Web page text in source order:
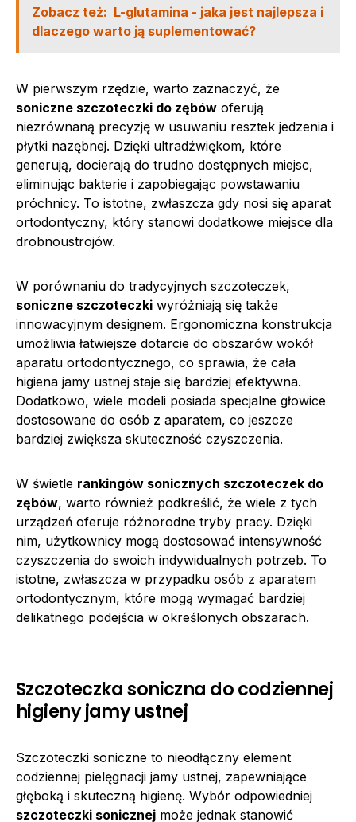
Zobacz też: L-glutamina - jaka jest najlepsza i
dlaczego warto ją suplementować?
W pierwszym rzędzie, warto zaznaczyć, że
soniczne szczoteczki do zębów oferują
niezrównaną precyzję w usuwaniu resztek jedzenia i
płytki nazębnej. Dzięki ultradźwiękom, które
generują, docierają do trudno dostępnych miejsc,
eliminując bakterie i zapobiegając powstawaniu
próchnicy. To istotne, zwłaszcza gdy nosi się aparat
ortodontyczny, który stanowi dodatkowe miejsce dla
drobnoustrojów.
W porównaniu do tradycyjnych szczoteczek,
soniczne szczoteczki wyróżniają się także
innowacyjnym designem. Ergonomiczna konstrukcja
umożliwia łatwiejsze dotarcie do obszarów wokół
aparatu ortodontycznego, co sprawia, że cała
higiena jamy ustnej staje się bardziej efektywna.
Dodatkowo, wiele modeli posiada specjalne głowice
dostosowane do osób z aparatem, co jeszcze
bardziej zwiększa skuteczność czyszczenia.
W świetle rankingów sonicznych szczoteczek do
zębów, warto również podkreślić, że wiele z tych
urządzeń oferuje różnorodne tryby pracy. Dzięki
nim, użytkownicy mogą dostosować intensywność
czyszczenia do swoich indywidualnych potrzeb. To
istotne, zwłaszcza w przypadku osób z aparatem
ortodontycznym, które mogą wymagać bardziej
delikatnego podejścia w określonych obszarach.
Szczoteczka soniczna do codziennej
higieny jamy ustnej
Szczoteczki soniczne to nieodłączny element
codziennej pielęgnacji jamy ustnej, zapewniające
głęboką i skuteczną higienę. Wybór odpowiedniej
szczoteczki sonicznej może jednak stanowić